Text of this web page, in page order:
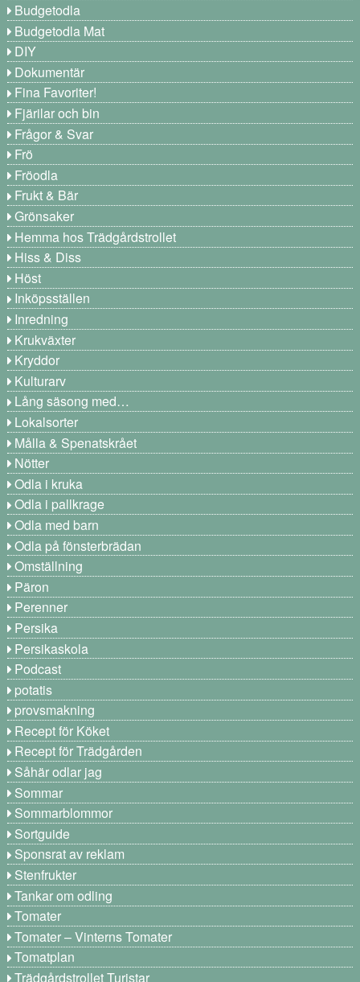
Budgetodla
Budgetodla Mat
DIY
Dokumentär
Fina Favoriter!
Fjärilar och bin
Frågor & Svar
Frö
Fröodla
Frukt & Bär
Grönsaker
Hemma hos Trädgårdstrollet
Hiss & Diss
Höst
Inköpsställen
Inredning
Krukväxter
Kryddor
Kulturarv
Lång säsong med…
Lokalsorter
Målla & Spenatskrået
Nötter
Odla i kruka
Odla i pallkrage
Odla med barn
Odla på fönsterbrädan
Omställning
Päron
Perenner
Persika
Persikaskola
Podcast
potatis
provsmakning
Recept för Köket
Recept för Trädgården
Såhär odlar jag
Sommar
Sommarblommor
Sortguide
Sponsrat av reklam
Stenfrukter
Tankar om odling
Tomater
Tomater – Vinterns Tomater
Tomatplan
Trädgårdstrollet Turistar